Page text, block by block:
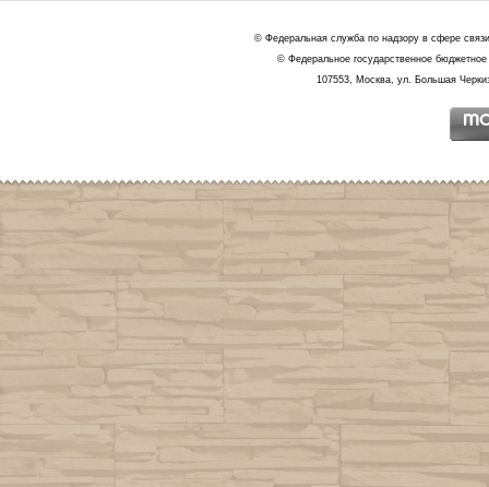
© Федеральная служба по надзору в сфере
© Федеральное государственное
107553, Москва, ул. Большая